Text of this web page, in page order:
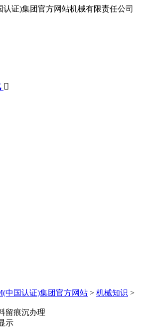

中国认证)集团官方网站 > 机械知识 >
留痕沉办理
示